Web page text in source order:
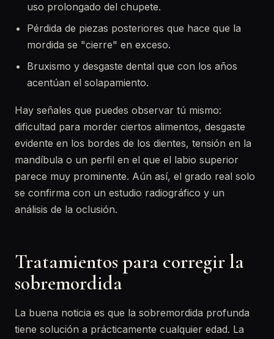
uso prolongado del chupete.
Pérdida de piezas posteriores que hace que la
mordida se "cierre" en exceso.
Bruxismo y desgaste dental que con los años
acentúan el solapamiento.
Hay señales que puedes observar tú mismo:
dificultad para morder ciertos alimentos, desgaste
evidente en los bordes de los dientes, tensión en la
mandíbula o un perfil en el que el labio superior
parece muy prominente. Aún así, el grado real solo
se confirma con un estudio radiográfico y un
análisis de la oclusión.
Tratamientos para corregir la
sobremordida
La buena noticia es que la sobremordida profunda
tiene solución a prácticamente cualquier edad. La